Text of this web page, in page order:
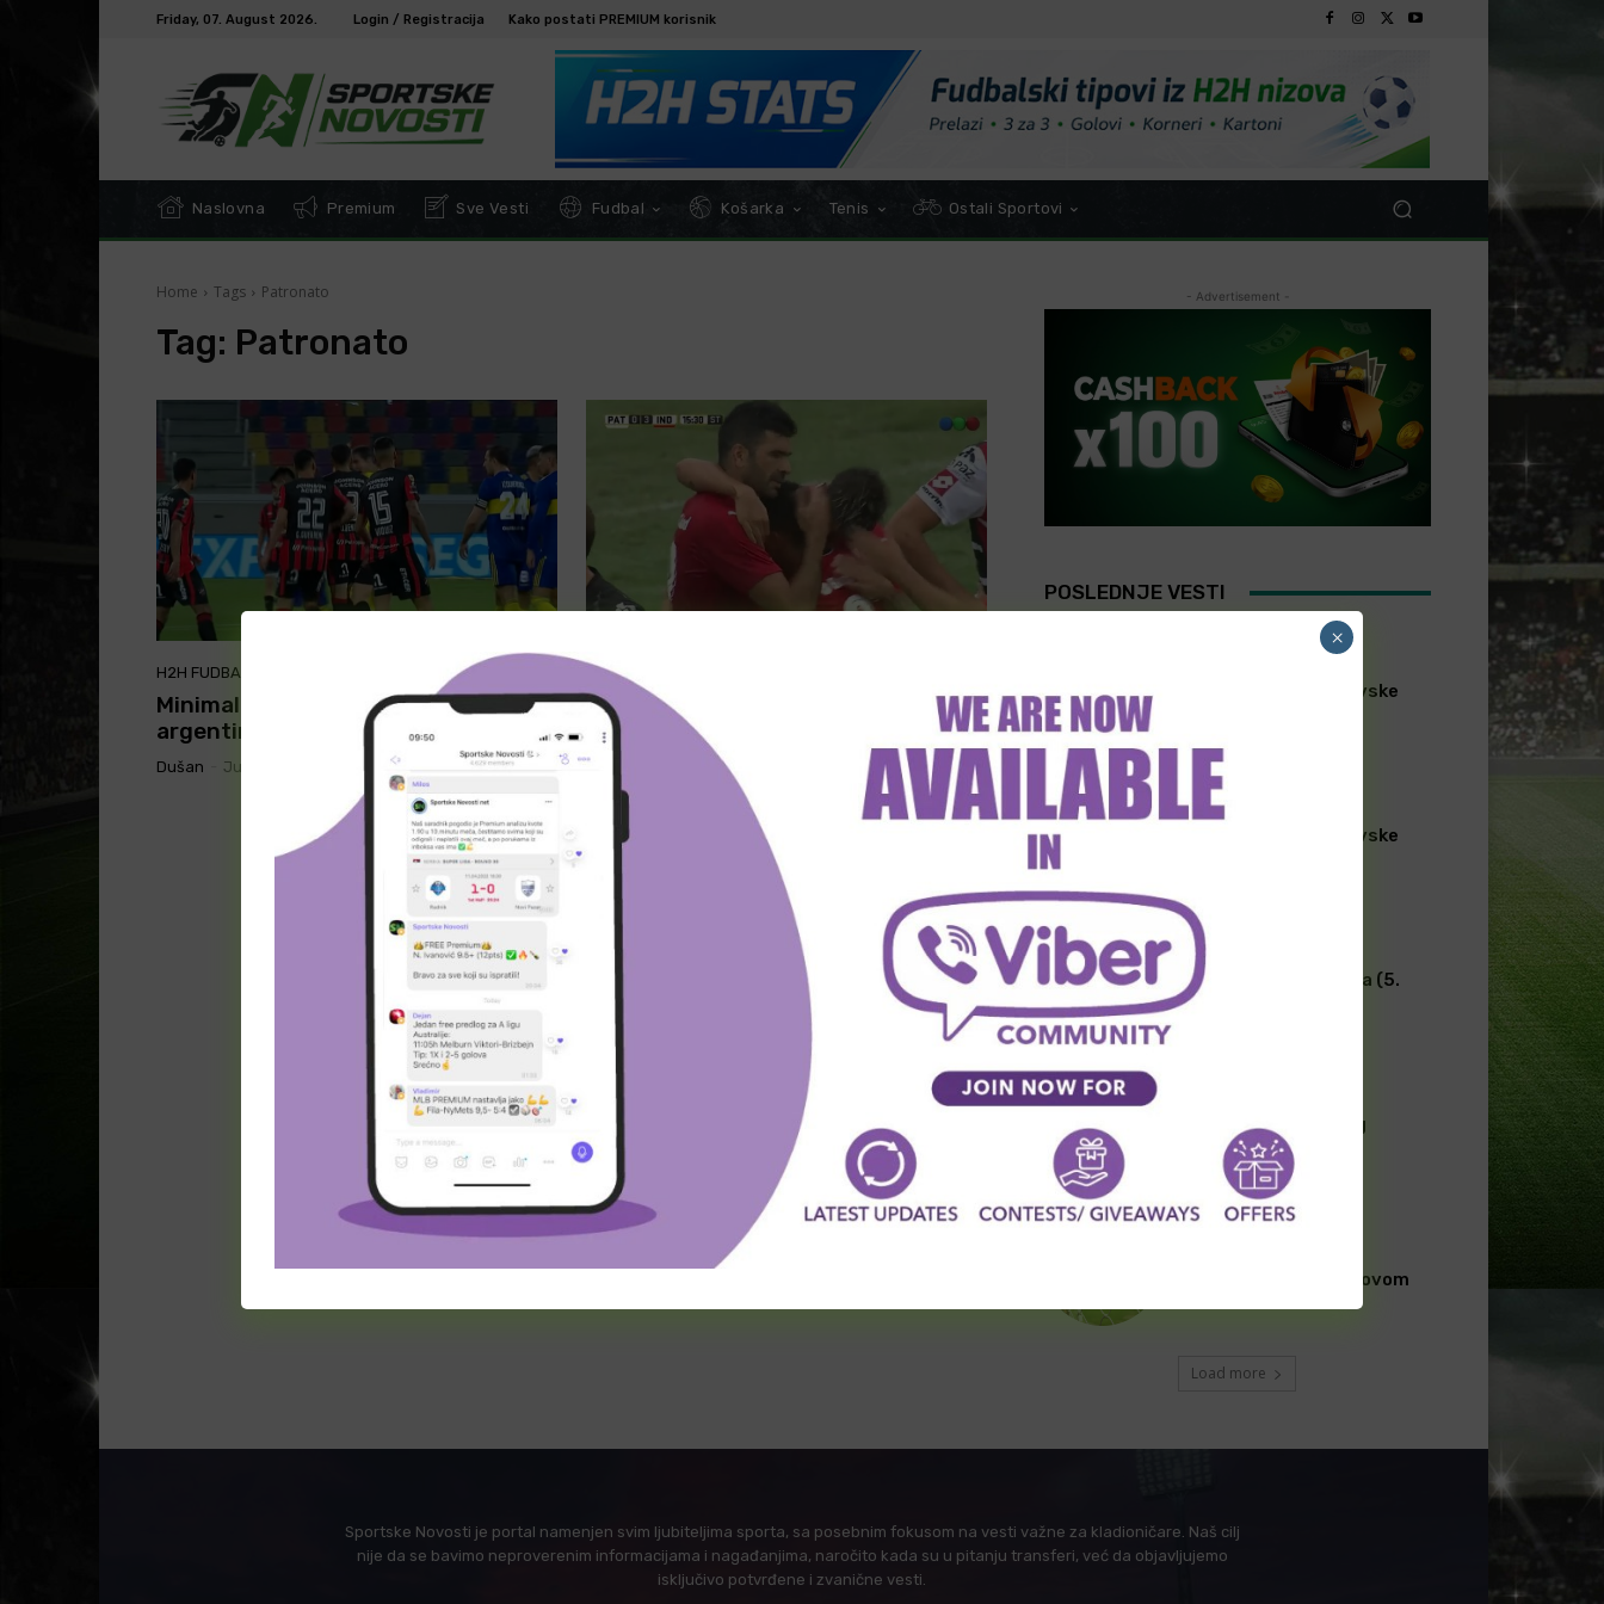
Friday, 07. August 2026. Login / Registracija Kako postati PREMIUM korisnik
Naslovna Premium Sve Vesti Fudbal Košarka Tenis Ostali Sportovi
Home Tags Patronato
Tag: Patronato
H2H FUDBAL
Minimalan broj golova na susretu
argentinskih ekipa?
Dušan July 31, 2022
H2H FUDBAL
U poslednje vreme u fokusu im je
samo odbrana!
Sirijus June 27, 2022
- Advertisement -
POSLEDNJE VESTI
[PREMIUM] Skandinavske
FUDBAL
[PREMIUM] Skandinavske
TRANSFERI FUDBAL
Transferi širom sveta (5.
avgust)
“Svrake” imaju novog
trenera
rezervnim timom na ovom
Load more
Sportske Novosti je portal namenjen svim ljubiteljima sporta, sa posebnim fokusom na vesti važne za kladioničare. Naš cilj
nije da se bavimo neproverenim informacijama i nagađanjima, naročito kada su u pitanju transferi, već da objavljujemo
isključivo potvrđene i zvanične vesti.
×